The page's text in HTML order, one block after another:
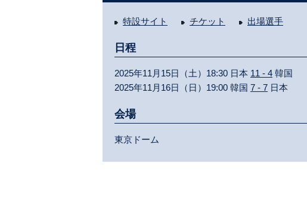
特設サイト チケット 出場選手
日程
2025年11月15日（土）18:30 日本 11 - 4 韓国
2025年11月16日（日）19:00 韓国 7 - 7 日本
会場
東京ドーム